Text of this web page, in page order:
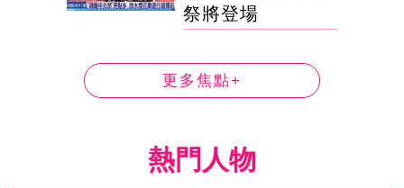
祭將登場
更多焦點+
熱門人物